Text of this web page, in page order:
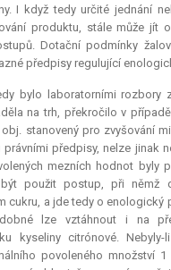
I když tedy určité jednání
produktu, stále může jít
Dotační podmínky
předpisy regulující
bylo laboratorními rozbory
na trh, překročilo v
stanovený pro zvyšování
předpisy, nelze jinak
mezních hodnot byly
použit postup, při němž
cukru, a jde tedy o enologický
lze vztáhnout i na
kyseliny citrónové. Nebyly-
povoleného množství